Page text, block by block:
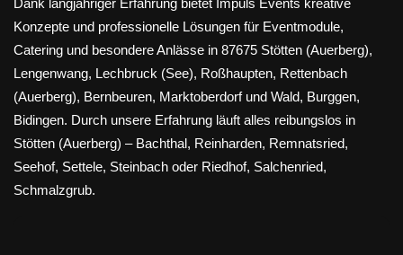
Konzepte und professionelle Lösungen für Eventmodule,
Catering und besondere Anlässe in 87675 Stötten (Auerberg),
Lengenwang, Lechbruck (See), Roßhaupten, Rettenbach
(Auerberg), Bernbeuren, Marktoberdorf und Wald, Burggen,
Bidingen. Durch unsere Erfahrung läuft alles reibungslos in
Stötten (Auerberg) – Bachthal, Reinharden, Remnatsried,
Seehof, Settele, Steinbach oder Riedhof, Salchenried,
Schmalzgrub.